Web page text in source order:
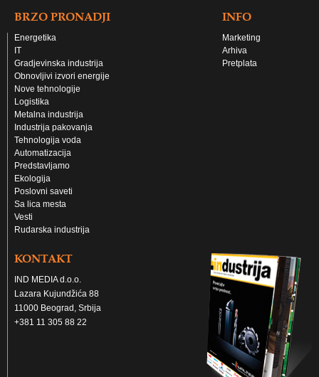
BRZO PRONADJI
Energetika
IT
Gradjevinska industrija
Obnovljivi izvori energije
Nove tehnologije
Logistika
Metalna industrija
Industrija pakovanja
Tehnologija voda
Automatizacija
Predstavljamo
Ekologija
Poslovni saveti
Sa lica mesta
Vesti
Rudarska industrija
INFO
Marketing
Arhiva
Pretplata
KONTAKT
IND MEDIA d.o.o.
Lazara Kujundžića 88
11000 Beograd, Srbija
+381 11 305 88 22